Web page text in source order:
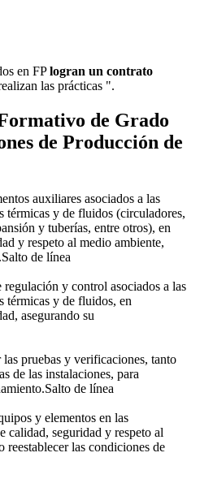
en FPlogran un contrato
las prácticas ".
de Grado
de Producción de
auxiliares asociados a las
térmicas y de fluidos (circuladores,
y tuberías, entre otros), en
y respeto al medio ambiente,
de línea
y control asociados a las
térmicas y de fluidos, en
asegurando su
pruebas y verificaciones, tanto
de las instalaciones, para
de línea
y elementos en las
calidad, seguridad y respeto al
reestablecer las condiciones de